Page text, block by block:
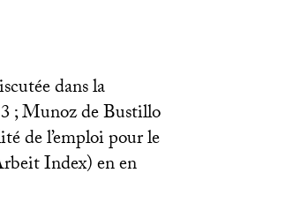
dans la
; Munoz de Bustillo
de l’emploi pour le
Index) en en